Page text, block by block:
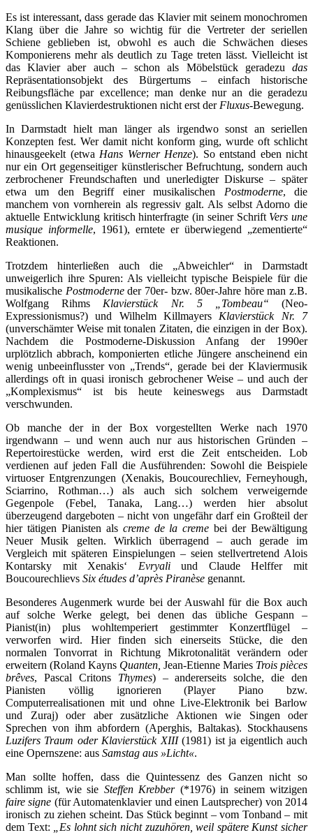
Es ist interessant, dass gerade das Klavier mit seinem monochromen
Klang über die Jahre so wichtig für die Vertreter der seriellen
Schiene geblieben ist, obwohl es auch die Schwächen dieses
Komponierens mehr als deutlich zu Tage treten lässt. Vielleicht ist
das Klavier aber auch – schon als Möbelstück geradezu das
Repräsentationsobjekt des Bürgertums – einfach historische
Reibungsfläche par excellence; man denke nur an die geradezu
genüsslichen Klavierdestruktionen nicht erst der Fluxus-Bewegung.
In Darmstadt hielt man länger als irgendwo sonst an seriellen
Konzepten fest. Wer damit nicht konform ging, wurde oft schlicht
hinausgeekelt (etwa Hans Werner Henze). So entstand eben nicht
nur ein Ort gegenseitiger künstlerischer Befruchtung, sondern auch
zerbrochener Freundschaften und unerledigter Diskurse – später
etwa um den Begriff einer musikalischen Postmoderne, die
manchem von vornherein als regressiv galt. Als selbst Adorno die
aktuelle Entwicklung kritisch hinterfragte (in seiner Schrift Vers une
musique informelle, 1961), erntete er überwiegend „zementierte“
Reaktionen.
Trotzdem hinterließen auch die „Abweichler“ in Darmstadt
unweigerlich ihre Spuren: Als vielleicht typische Beispiele für die
musikalische Postmoderneder 70er- bzw. 80er-Jahre höre man z.B.
Wolfgang Rihms Klavierstück Nr. 5 „Tombeau“ (Neo-
Expressionismus?) und Wilhelm Killmayers Klavierstück Nr. 7
(unverschämter Weise mit tonalen Zitaten, die einzigen in der Box).
Nachdem die Postmoderne-Diskussion Anfang der 1990er
urplötzlich abbrach, komponierten etliche Jüngere anscheinend ein
wenig unbeeinflusster von „Trends“, gerade bei der Klaviermusik
allerdings oft in quasi ironisch gebrochener Weise – und auch der
„Komplexismus“ ist bis heute keineswegs aus Darmstadt
verschwunden.
Ob manche der in der Box vorgestellten Werke nach 1970
irgendwann – und wenn auch nur aus historischen Gründen –
Repertoirestücke werden, wird erst die Zeit entscheiden. Lob
verdienen auf jeden Fall die Ausführenden: Sowohl die Beispiele
virtuoser Entgrenzungen (Xenakis, Boucourechliev, Ferneyhough,
Sciarrino, Rothman…) als auch sich solchem verweigernde
Gegenpole (Febel, Tanaka, Lang…) werden hier absolut
überzeugend dargeboten – nicht von ungefähr darf ein Großteil der
hier tätigen Pianisten als creme de la creme bei der Bewältigung
Neuer Musik gelten. Wirklich überragend – auch gerade im
Vergleich mit späteren Einspielungen – seien stellvertretend Alois
Kontarsky mit Xenakis‘ Evryaliund Claude Helffer mit
Boucourechlievs Six études d’après Piranèse genannt.
Besonderes Augenmerk wurde bei der Auswahl für die Box auch
auf solche Werke gelegt, bei denen das übliche Gespann –
Pianist(in) plus wohltemperiert gestimmter Konzertflügel –
verworfen wird. Hier finden sich einerseits Stücke, die den
normalen Tonvorrat in Richtung Mikrotonalität verändern oder
erweitern (Roland Kayns Quanten, Jean-Etienne Maries Trois pièces
brêves, Pascal Critons Thymes) – andererseits solche, die den
Pianisten völlig ignorieren (Player Piano bzw.
Computerrealisationen mit und ohne Live-Elektronik bei Barlow
und Zuraj) oder aber zusätzliche Aktionen wie Singen oder
Sprechen von ihm abfordern (Aperghis, Baltakas). Stockhausens
Luzifers Traum oder Klavierstück XIII(1981) ist ja eigentlich auch
eine Opernszene: aus Samstag aus »Licht«.
Man sollte hoffen, dass die Quintessenz des Ganzen nicht so
schlimm ist, wie sie Steffen Krebber(*1976) in seinem witzigen
faire signe (für Automatenklavier und einen Lautsprecher) von 2014
ironisch zu ziehen scheint. Das Stück beginnt – vom Tonband – mit
dem Text:
„Es lohnt sich nicht zuzuhören, weil spätere Kunst sicher